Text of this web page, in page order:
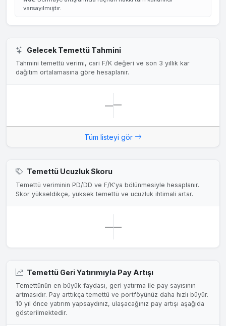
varsayılmıştır.
Gelecek Temettü Tahmini
Tahmini temettü verimi, cari F/K değeri ve son 3 yıllık kar
dağıtım ortalamasına göre hesaplanır.
——
Tüm listeyi gör
Temettü Ucuzluk Skoru
Temettü veriminin PD/DD ve F/K'ya bölünmesiyle hesaplanır.
Skor yükseldikçe, yüksek temettü ve ucuzluk ihtimali artar.
——
Temettü Geri Yatırımıyla Pay Artışı
Temettünün en büyük faydası, geri yatırma ile pay sayısının
artmasıdır. Pay arttıkça temettü ve portföyünüz daha hızlı büyür.
10 yıl önce yatırım yapsaydınız, ulaşacağınız pay artışı aşağıda
gösterilmektedir.